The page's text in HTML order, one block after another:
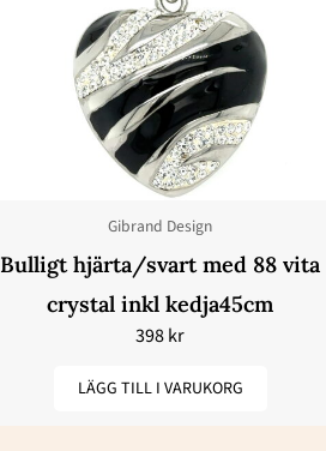
Gibrand Design
Bulligt hjärta/svart med 88 vita
crystal inkl kedja45cm
398kr
LÄGG TILL I VARUKORG